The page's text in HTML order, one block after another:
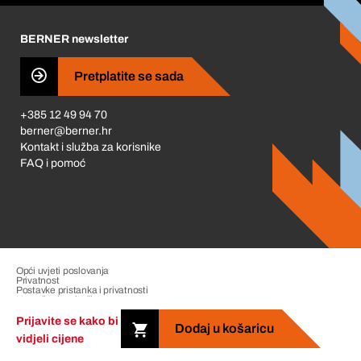
Prijavite se kako bi
vidjeli cijene
Dodaj u košaricu
Business Conduct
BERNER newsletter
Pretplatite se sada
+385 12 49 94 70
berner@berner.hr
Kontakt i služba za korisnike
FAQ i pomoć
Copyright &copy; 2026 The Berner Group. All rights reserved.
Opći uvjeti poslovanja
Privatnost
Postavke pristanka i privatnosti
Upravljanje pritužbama